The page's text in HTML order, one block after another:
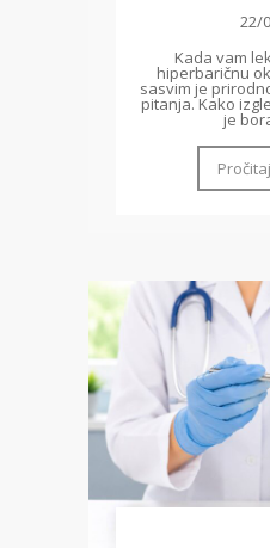
22/
Kada vam
hiperbaričnu
sasvim je
pitanja. Kako
je